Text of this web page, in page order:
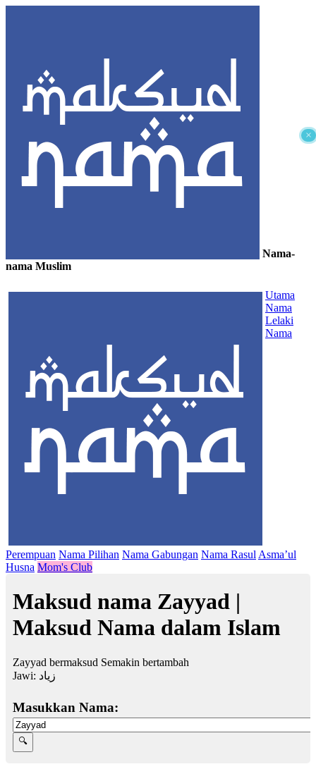
×
Nama-
nama Muslim
Utama
Nama
Lelaki
Nama
Perempuan Nama Pilihan Nama Gabungan Nama Rasul Asma’ul
Husna Mom's Club
Maksud nama Zayyad |
Maksud Nama dalam Islam
Zayyad bermaksud Semakin bertambah
Jawi: زياد
Masukkan Nama: